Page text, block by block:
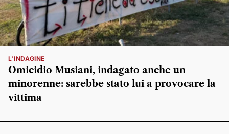
L'INDAGINE
Omicidio Musiani, indagato anche un
minorenne: sarebbe stato lui a provocare la
vittima